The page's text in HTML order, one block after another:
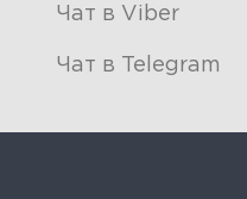
Чат в Viber
Чат в Telegram